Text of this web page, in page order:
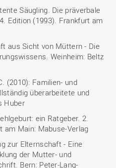
Säugling. Die präverbale
Edition (1993). Frankfurt am
aus Sicht von Müttern - Die
Weinheim: Beltz
(2010): Familien- und
überarbeitete und
Huber
ein Ratgeber. 2.
am Main: Mabuse-Verlag
zur Elternschaft - Eine
der Mutter- und
Bern: Peter-Lang-